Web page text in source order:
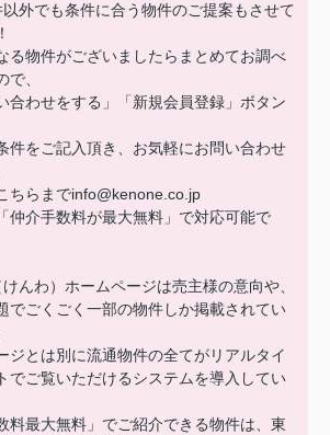
外でも条件に合う物件のご提案もさせて
る物件がございましたらまとめてお調べ
で、
合わせをする」「新規会員登録」ボタン
件をご記入頂き、お気軽にお問い合わせ
ちらまでinfo@kenone.co.jp
仲介手数料が最大無料」で対応可能で
んわ）ホームページは売主様の意向や、
でごくごく一部の物件しか掲載されてい
ジとは別に流通物件の全てがリアルタイ
でご覧いただけるシステムを導入してい
料最大無料」でご紹介できる物件は、東